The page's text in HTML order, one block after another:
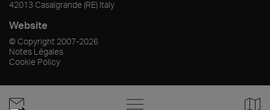
42013 Casalgrande (RE) Italy
Website
© Copyright 2007-2026
Notes Légales
Cookie Policy